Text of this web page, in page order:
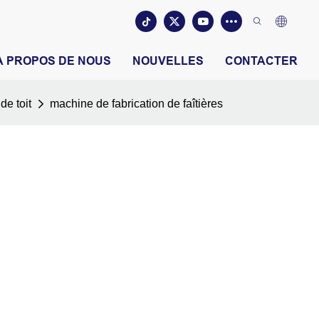
PROPOS DE NOUS NOUVELLES CONTACTER
toit machine de fabrication de faîtières